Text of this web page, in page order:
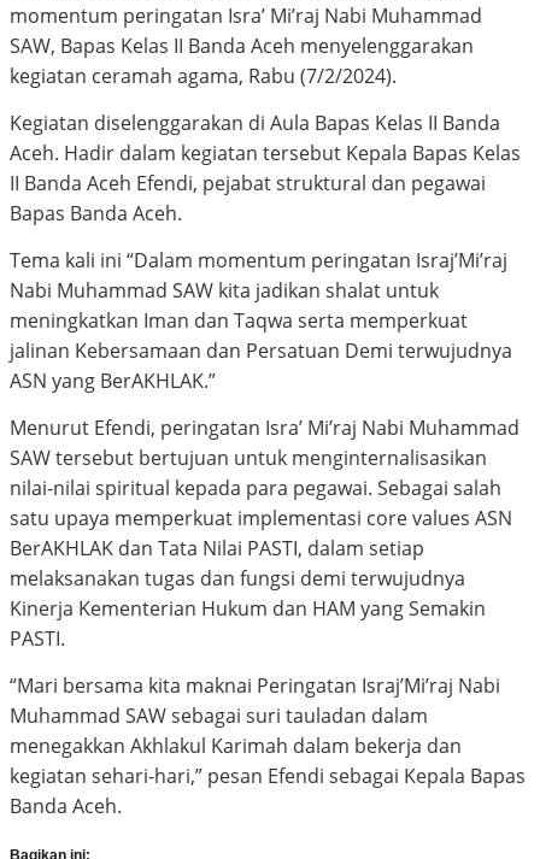
momentum peringatan Isra’ Mi’raj Nabi Muhammad
SAW, Bapas Kelas II Banda Aceh menyelenggarakan
kegiatan ceramah agama, Rabu (7/2/2024).
Kegiatan diselenggarakan di Aula Bapas Kelas II Banda
Aceh. Hadir dalam kegiatan tersebut Kepala Bapas Kelas
II Banda Aceh Efendi, pejabat struktural dan pegawai
Bapas Banda Aceh.
Tema kali ini “Dalam momentum peringatan Israj’Mi’raj
Nabi Muhammad SAW kita jadikan shalat untuk
meningkatkan Iman dan Taqwa serta memperkuat
jalinan Kebersamaan dan Persatuan Demi terwujudnya
ASN yang BerAKHLAK.”
Menurut Efendi, peringatan Isra’ Mi’raj Nabi Muhammad
SAW tersebut bertujuan untuk menginternalisasikan
nilai-nilai spiritual kepada para pegawai. Sebagai salah
satu upaya memperkuat implementasi core values ASN
BerAKHLAK dan Tata Nilai PASTI, dalam setiap
melaksanakan tugas dan fungsi demi terwujudnya
Kinerja Kementerian Hukum dan HAM yang Semakin
PASTI.
“Mari bersama kita maknai Peringatan Israj’Mi’raj Nabi
Muhammad SAW sebagai suri tauladan dalam
menegakkan Akhlakul Karimah dalam bekerja dan
kegiatan sehari-hari,” pesan Efendi sebagai Kepala Bapas
Banda Aceh.
Bagikan ini: